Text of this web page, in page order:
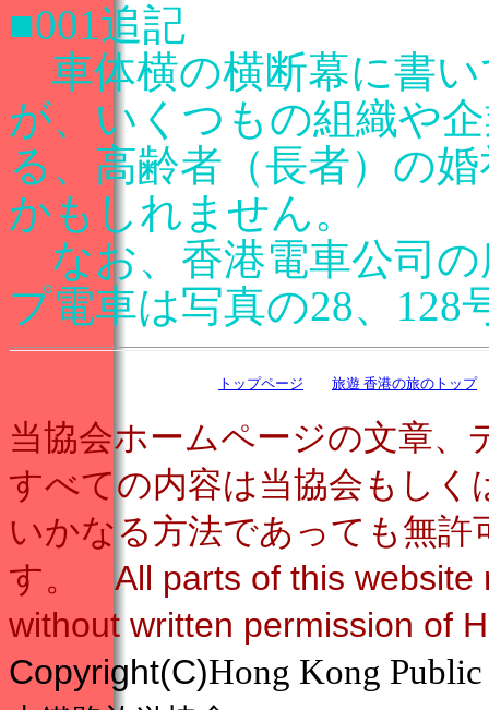
■001追記
車体横の横断幕に書
が、いくつもの組織や
る、高齢者（長者）の
かもしれません。
なお、香港電車公司
プ電車は写真の28、128
トップページ 旅遊 香港の旅のトップ
当協会ホームページの文章
すべての内容は当協会もしく
いかなる方法であっても無許
す。 All parts of this website
without written permission of
Copyright(C)Hong Kong